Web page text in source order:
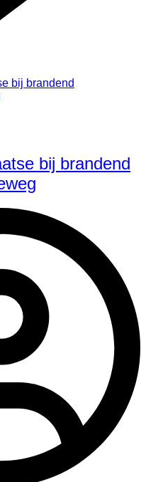
bij brandend